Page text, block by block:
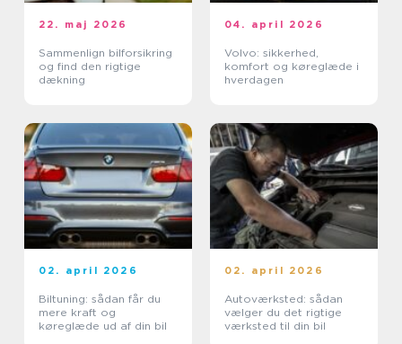
22. maj 2026
Sammenlign bilforsikring
og find den rigtige
dækning
04. april 2026
Volvo: sikkerhed,
komfort og køreglæde i
hverdagen
02. april 2026
Biltuning: sådan får du
mere kraft og
køreglæde ud af din bil
02. april 2026
Autoværksted: sådan
vælger du det rigtige
værksted til din bil